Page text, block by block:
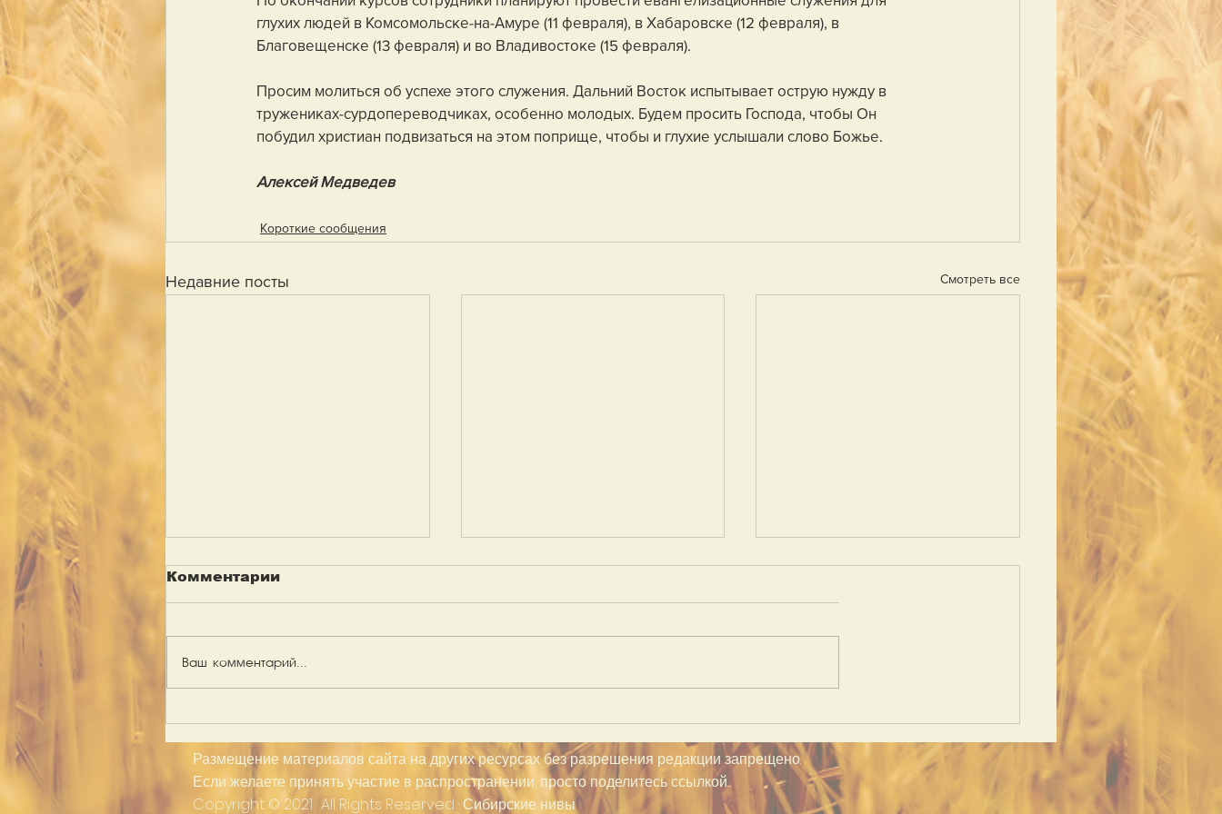
глухих людей в Комсомольске-на-Амуре (11 февраля), в Хабаровске (12 февраля), в
Благовещенске (13 февраля) и во Владивостоке (15 февраля).
Просим молиться об успехе этого служения. Дальний Восток испытывает острую нужду в
тружениках-сурдопереводчиках, особенно молодых. Будем просить Господа, чтобы Он
побудил христиан подвизаться на этом поприще, чтобы и глухие услышали слово Божье.
Алексей Медведев
Короткие сообщения
Недавние посты Смотреть все
Регентские курсы
Комментарии
Ваш комментарий...
Размещение материалов сайта на других ресурсах без разрешения редакции запрещено.
Если желаете принять участие в распространении, просто поделитесь ссылкой.
Copyright © 2021 · All Rights Reserved · Сибирские нивы